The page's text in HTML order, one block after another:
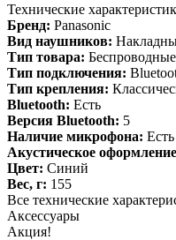
Технические
Бренд: Panasonic
Вид наушников:
Тип товара:
Тип подключения:
Тип крепления:
Bluetooth: Есть
Версия Bluetooth: 5
Наличие микрофона: Есть
Акустическое
Цвет: Синий
Вес, г: 155
Все технические
Аксессуары
Акция!